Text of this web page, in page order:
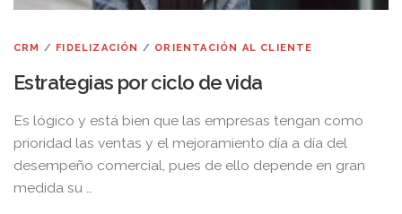
CRM / FIDELIZACIÓN / ORIENTACIÓN AL CLIENTE
Estrategias por ciclo de vida
Es lógico y está bien que las empresas tengan como
prioridad las ventas y el mejoramiento día a día del
desempeño comercial, pues de ello depende en gran
medida su …